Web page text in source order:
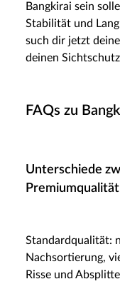
Bangkirai sein
Stabilität und
such dir jetzt
deinen
FAQs zu
Unterschiede
Premiumqualität
Standardqualität:
Nachsortierung,
Risse und